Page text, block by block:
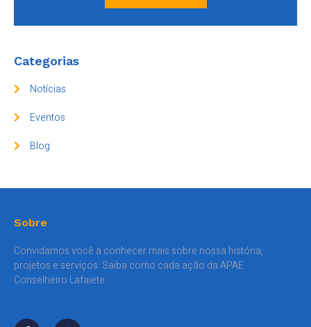
Categorias
Notícias
Eventos
Blog
Sobre
Convidamos você a conhecer mais sobre nossa história,
projetos e serviços. Saiba como cada ação da APAE
Conselheiro Lafaiete.